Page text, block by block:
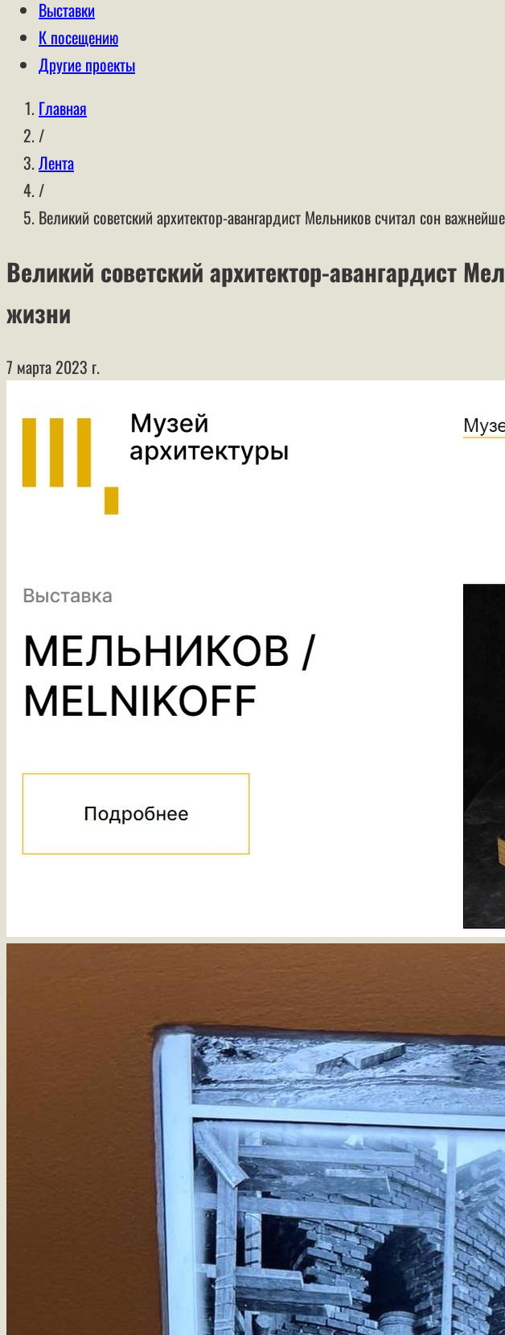
Выставки
К посещению
Другие проекты
Главная
/
Лента
/
Великий советский архитектор-авангардист Мельников считал сон
Великий советский архитектор-авангардист
жизни
7 марта 2023 г.